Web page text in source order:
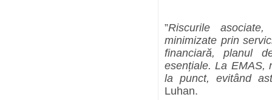
”Riscurile
minimizate prin
financiară, planul
esențiale. La EMAS,
la punct, evitând
Luhan.